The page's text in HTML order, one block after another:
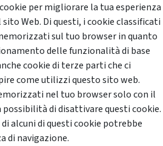
per migliorare la tua esperienza
Web. Di questi, i cookie classificati
sul tuo browser in quanto
delle funzionalità di base
cookie di terze parti che ci
come utilizzi questo sito web.
nel tuo browser solo con il
possibilità di disattivare questi cookie.
alcuni di questi cookie potrebbe
di navigazione.